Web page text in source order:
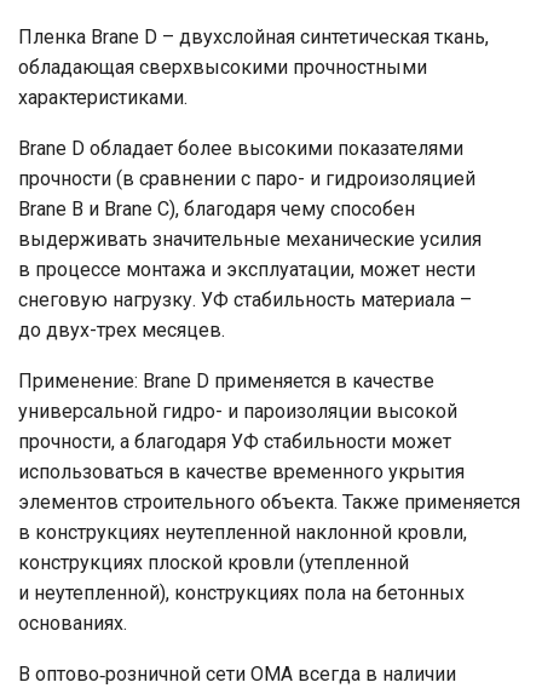
Пленка Brane D – двухслойная синтетическая ткань,
обладающая сверхвысокими прочностными
характеристиками.
Brane D обладает более высокими показателями
прочности (в сравнении с паро- и гидроизоляцией
Brane B и Brane C), благодаря чему способен
выдерживать значительные механические усилия
в процессе монтажа и эксплуатации, может нести
снеговую нагрузку. УФ стабильность материала –
до двух-трех месяцев.
Применение: Brane D применяется в качестве
универсальной гидро- и пароизоляции высокой
прочности, а благодаря УФ стабильности может
использоваться в качестве временного укрытия
элементов строительного объекта. Также применяется
в конструкциях неутепленной наклонной кровли,
конструкциях плоской кровли (утепленной
и неутепленной), конструкциях пола на бетонных
основаниях.
В оптово‑розничной сети ОМА всегда в наличии